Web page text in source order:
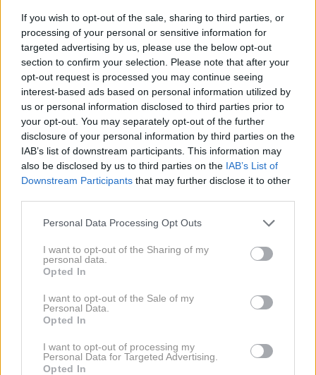
If you wish to opt-out of the sale, sharing to third parties, or
processing of your personal or sensitive information for
targeted advertising by us, please use the below opt-out
section to confirm your selection. Please note that after your
opt-out request is processed you may continue seeing
interest-based ads based on personal information utilized by
us or personal information disclosed to third parties prior to
your opt-out. You may separately opt-out of the further
disclosure of your personal information by third parties on the
IAB’s list of downstream participants. This information may
also be disclosed by us to third parties on the IAB’s List of
Downstream Participants that may further disclose it to other
Personal Data Processing Opt Outs
I want to opt-out of the Sharing of my
personal data.
Opted In
I want to opt-out of the Sale of my
Personal Data.
Opted In
I want to opt-out of processing my
Personal Data for Targeted Advertising.
Opted In
slikate po jamski steni, kar kaže vašo navezanost
na zemeljske stvari, kot je na primer narava. Ste
realist, s slikanjem v sanjah pa vzpostavljate
občutek povezanosti z materjo Zemljo;
slikate na platno, kar izraža vašo željo po
kreativnem izražanju;
slikate v hiši, kar kaže potrebo po stabilnosti v
družinskem okolju;
obraz, ki z vsako potezo postaja bolj samosvoj in
edinstven, nakazuje, da izstopate iz množice.
Na obzorju so pozitivne
spremembe, če …
se med slikanjem po jamski steni povežete s